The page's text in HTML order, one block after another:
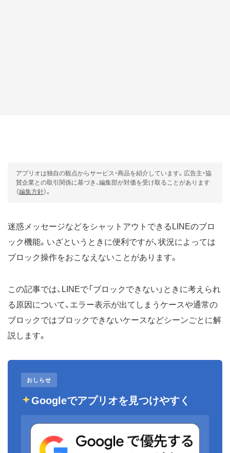
アプリオは独自の観点からサービス・商品を紹介しています。広告主・協
賛企業との取引関係に基づき、編集部が対価を受け取ることがあります
（編集方針）。
迷惑メッセージなどをシャットアウトできるLINEのブロ
ック機能。いざというときに便利ですが、状況によっては
ブロック操作をおこなえないことがあります。
この記事では、LINEで「ブロックできない」ときに考えられ
る原因について、エラー表示が出てしまうケースや通常の
ブロックではブロックできないケースなどシーンごとに解
説します。
おしらせ
Googleでアプリオを見つけやすく